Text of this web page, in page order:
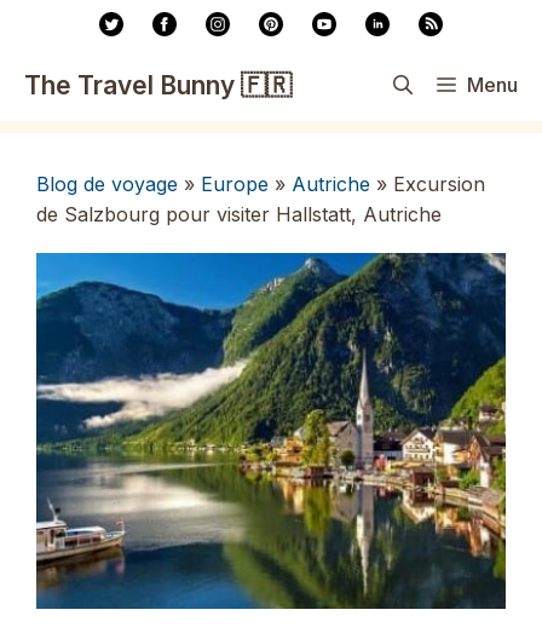
contenu
The Travel Bunny 🇫🇷 Menu
Blog de voyage » Europe » Autriche » Excursion
de Salzbourg pour visiter Hallstatt, Autriche